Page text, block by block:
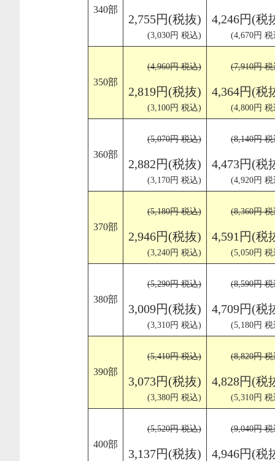
340部
2,755円(税抜)
(3,030円 税込)
4,246円(税
(4,670円
350部
(4,960円 税込)
2,819円(税抜)
(3,100円 税込)
(7,910円
4,364円(税
(4,800円
360部
(5,070円 税込)
2,882円(税抜)
(3,170円 税込)
(8,140円
4,473円(税
(4,920円
370部
(5,180円 税込)
2,946円(税抜)
(3,240円 税込)
(8,360円
4,591円(税
(5,050円
380部
(5,290円 税込)
3,009円(税抜)
(3,310円 税込)
(8,590円
4,709円(税
(5,180円
390部
(5,410円 税込)
3,073円(税抜)
(3,380円 税込)
(8,820円
4,828円(税
(5,310円
400部
(5,520円 税込)
3,137円(税抜)
(9,040円
4,946円(税